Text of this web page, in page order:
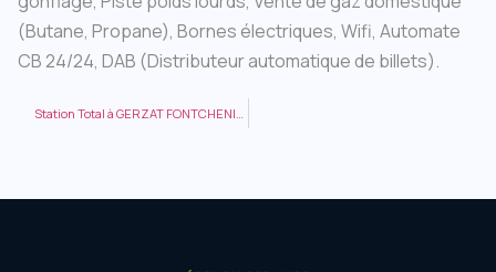
(Butane, Propane), Bornes électriques, Wifi, Automate
CB 24/24, DAB (Distributeur automatique de billets).